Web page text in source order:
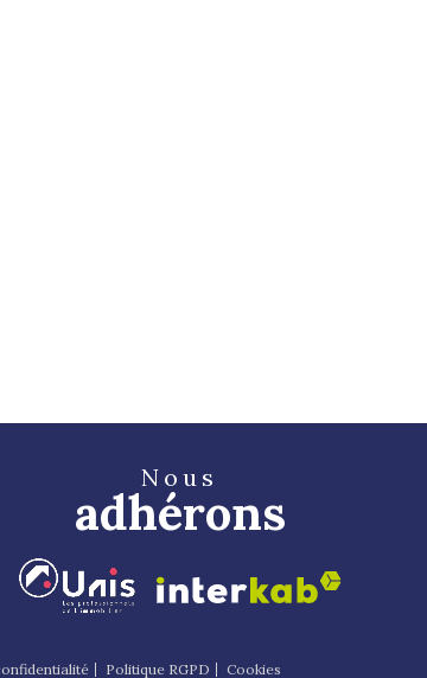
Nous
adhérons
Politique RGPD Cookies